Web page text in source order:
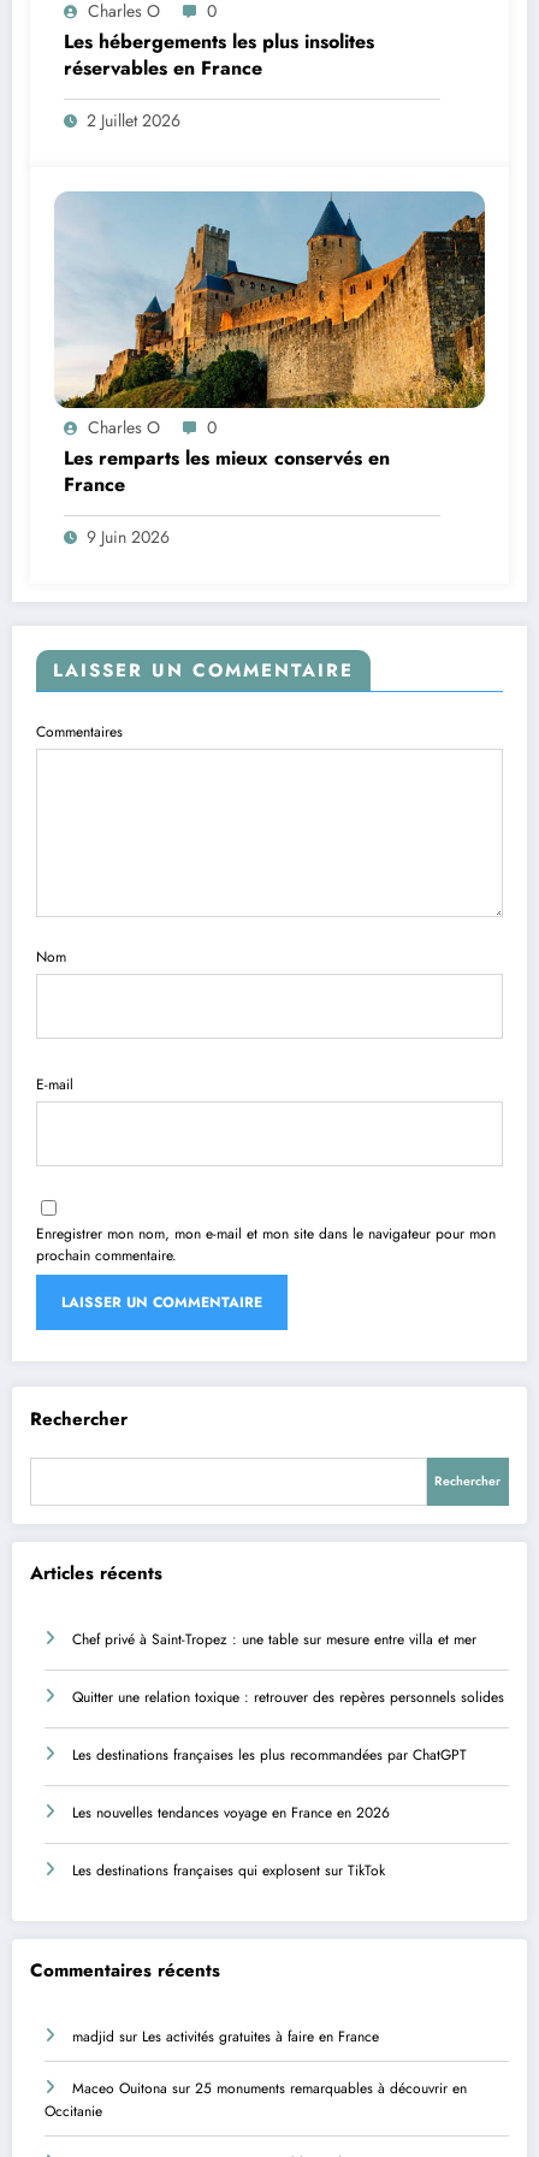
Charles O 0
Les hébergements les plus insolites
réservables en France
2 Juillet 2026
Charles O 0
Les remparts les mieux conservés en
France
9 Juin 2026
LAISSER UN COMMENTAIRE
Commentaires
Nom
E-mail
Enregistrer mon nom, mon e-mail et mon site dans le navigateur pour mon
prochain commentaire.
Rechercher
Rechercher
Articles récents
Chef privé à Saint-Tropez : une table sur mesure entre villa et mer
Quitter une relation toxique : retrouver des repères personnels solides
Les destinations françaises les plus recommandées par ChatGPT
Les nouvelles tendances voyage en France en 2026
Les destinations françaises qui explosent sur TikTok
Commentaires récents
madjid sur Les activités gratuites à faire en France
Maceo Ouitona sur 25 monuments remarquables à découvrir en
Occitanie